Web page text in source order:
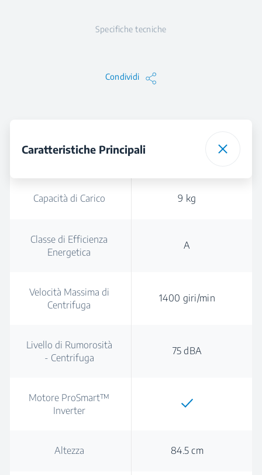
Specifiche tecniche
Condividi
Caratteristiche Principali
Capacità di Carico 9 kg
Classe di Efficienza
Energetica
A
Velocità Massima di
Centrifuga
1400 giri/min
Livello di Rumorosità
- Centrifuga
75 dBA
Motore ProSmart™
Inverter
Altezza 84.5 cm